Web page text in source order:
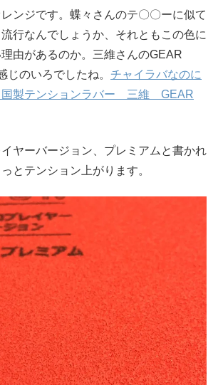
ンジです。蝶々さんのテ〇〇ーに似て
行なんでしょうか、それともこの色に
由があるのか。三維さんのGEAR
じのいろでしたね。 チャイラバなのに
国製テンションラバー 三維 GEAR
ヤーバージョン、プレミアムと書かれ
とテンション上がります。